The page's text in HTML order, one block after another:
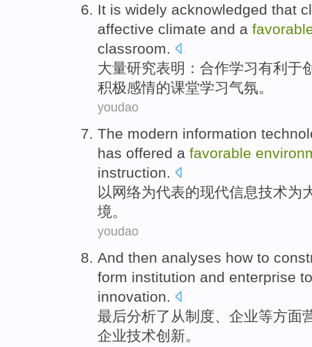
It is widely acknowledged that
affective climate and a
classroom.
大量研究表明 ：合作学习有利于
积极感情的课堂学习气氛。
youdao
The modern information
has offered a favorable
instruction.
以 网络为代表的现代信息技术为
境。
youdao
And then analyses how to
form institution and enterprise
innovation
最后分析了 从制度 企业等方面
企业技术创新 。